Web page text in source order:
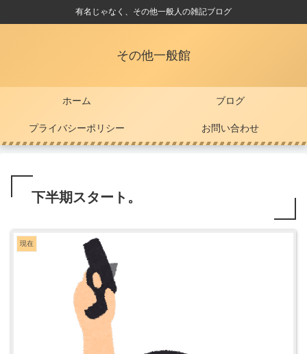
有名じゃなく、その他一般人の雑記ブログ
その他一般館
ホーム ブログ
プライバシーポリシー お問い合わせ
下半期スタート。
現在